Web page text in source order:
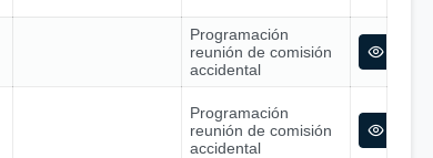
Programación
reunión de comisión
accidental
Programación
reunión de comisión
accidental